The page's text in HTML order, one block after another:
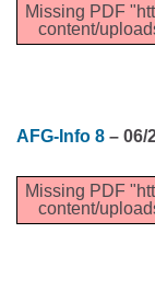
Missing PDF
content/
AFG-Info 8 – 06/
Missing PDF
content/